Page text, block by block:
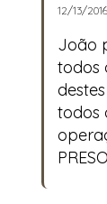
12/13/
João
todos
todos